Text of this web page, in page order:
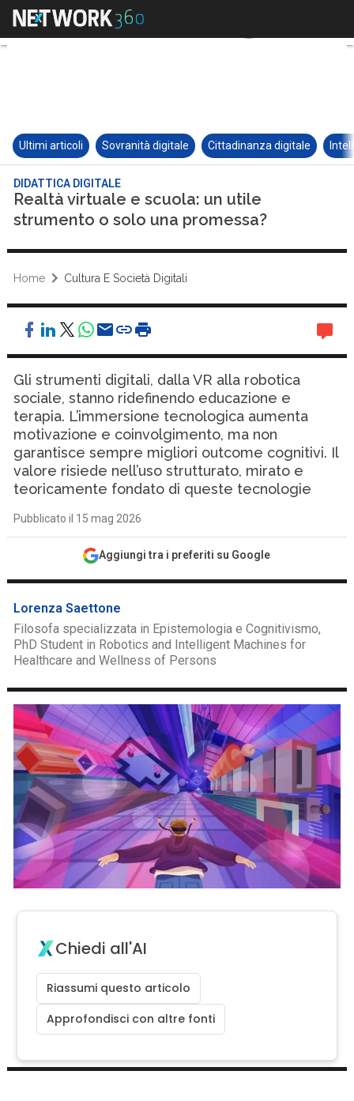
Ultimi articoli Sovranità digitale Cittadinanza digitale
DIDATTICA DIGITALE
Realtà virtuale e scuola: un utile
strumento o solo una promessa?
Home Cultura E Società Digitali
Gli strumenti digitali, dalla VR alla robotica
sociale, stanno ridefinendo educazione e
terapia. L’immersione tecnologica aumenta
motivazione e coinvolgimento, ma non
garantisce sempre migliori outcome cognitivi. Il
valore risiede nell’uso strutturato, mirato e
teoricamente fondato di queste tecnologie
Pubblicato il 15 mag 2026
Aggiungi tra i preferiti su Google
Lorenza Saettone
Filosofa specializzata in Epistemologia e Cognitivismo,
PhD Student in Robotics and Intelligent Machines for
Healthcare and Wellness of Persons
Chiedi all'AI
Riassumi questo articolo
Approfondisci con altre fonti